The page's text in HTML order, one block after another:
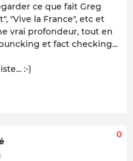
ce que fait Greg
"Vive la France", etc et
vrai profondeur, tout en
et fact checking...
:-)
0